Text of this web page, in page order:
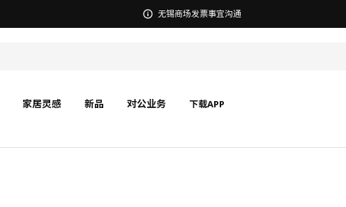
宜家在中国召回部分批次BÄSINGEN 巴辛根 淋浴椅
家居灵感 新品 对公业务 下载APP